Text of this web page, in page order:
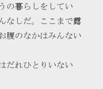
の暮らしをしてい
なしだ。ここまで露
腹のなかはみんない
だれひとりいない